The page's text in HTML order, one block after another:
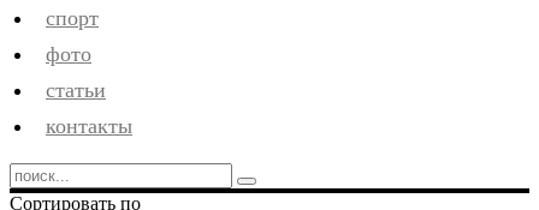
спорт
фото
статьи
контакты
Сортировать по